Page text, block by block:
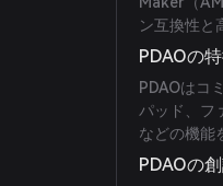
ン互換性と
PDAOの
PDAOはコ
パッド、フ
などの機能
PDAOの